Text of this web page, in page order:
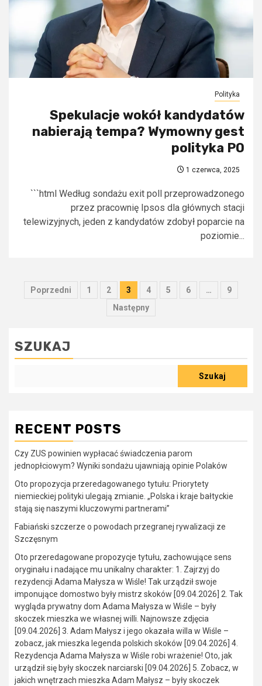
Polityka
Spekulacje wokół kandydatów
nabierają tempa? Wymowny gest
polityka PO
1 czerwca, 2025
```html Według sondażu exit poll przeprowadzonego
przez pracownię Ipsos dla głównych stacji
telewizyjnych, jeden z kandydatów zdobył poparcie na
poziomie...
Stronicowanie
Poprzedni 1 2 3 4 5 6 …
9
Następny
SZUKAJ
Szukaj
RECENT POSTS
Czy ZUS powinien wypłacać świadczenia parom
jednopłciowym? Wyniki sondażu ujawniają opinie Polaków
Oto propozycja przeredagowanego tytułu: Priorytety
niemieckiej polityki ulegają zmianie. „Polska i kraje bałtyckie
stają się naszymi kluczowymi partnerami”
Fabiański szczerze o powodach przegranej rywalizacji ze
Szczęsnym
Oto przeredagowane propozycje tytułu, zachowujące sens
oryginału i nadające mu unikalny charakter: 1. Zajrzyj do
rezydencji Adama Małysza w Wiśle! Tak urządził swoje
imponujące domostwo były mistrz skoków [09.04.2026] 2. Tak
wygląda prywatny dom Adama Małysza w Wiśle – były
skoczek mieszka we własnej willi. Najnowsze zdjęcia
[09.04.2026] 3. Adam Małysz i jego okazała willa w Wiśle –
zobacz, jak mieszka legenda polskich skoków [09.04.2026] 4.
Rezydencja Adama Małysza w Wiśle robi wrażenie! Oto, jak
urządził się były skoczek narciarski [09.04.2026] 5. Zobacz, w
jakich wnętrzach mieszka Adam Małysz – były skoczek